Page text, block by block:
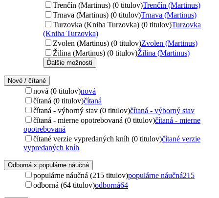
Trenčín (Martinus) (0 titulov)Trenčín (Martinus)
Trnava (Martinus) (0 titulov)Trnava (Martinus)
Turzovka (Kniha Turzovka) (0 titulov)Turzovka
(Kniha Turzovka)
Zvolen (Martinus) (0 titulov)Zvolen (Martinus)
Žilina (Martinus) (0 titulov)Žilina (Martinus)
Ďalšie možnosti
Nové / čítané
nová (0 titulov)nová
čítaná (0 titulov)čítaná
čítaná - výborný stav (0 titulov)čítaná - výborný stav
čítaná - mierne opotrebovaná (0 titulov)čítaná - mierne
opotrebovaná
čítané verzie vypredaných kníh (0 titulov)čítané verzie
vypredaných kníh
Odborná x populárne náučná
populárne náučná (215 titulov)populárne náučná215
odborná (64 titulov)odborná64